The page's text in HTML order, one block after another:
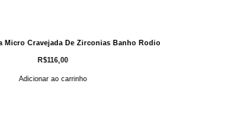
Micro Cravejada De Zirconias Banho Rodio
R$116,00
Adicionar ao carrinho